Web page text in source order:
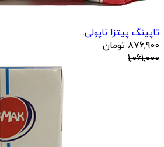
تاپینگ پیتزا ناپولی...
876,900 تومان
1,061,000